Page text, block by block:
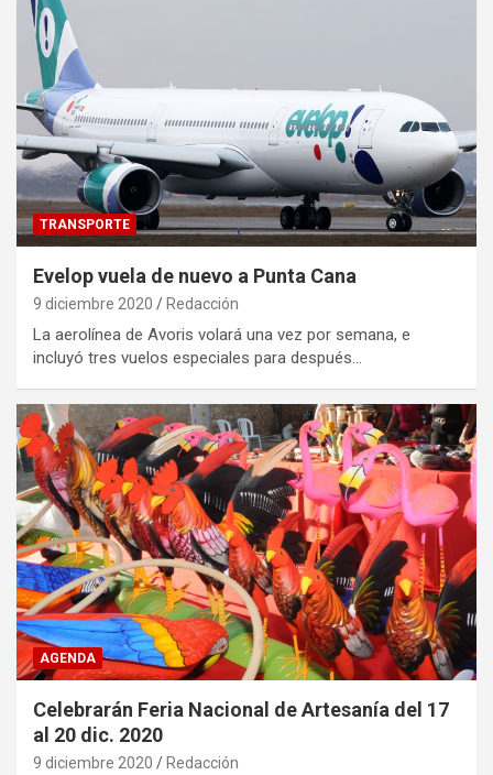
TRANSPORTE
Evelop vuela de nuevo a Punta Cana
9 diciembre 2020 Redacción
La aerolínea de Avoris volará una vez por semana, e
incluyó tres vuelos especiales para después…
AGENDA
Celebrarán Feria Nacional de Artesanía del 17
al 20 dic. 2020
9 diciembre 2020 Redacción